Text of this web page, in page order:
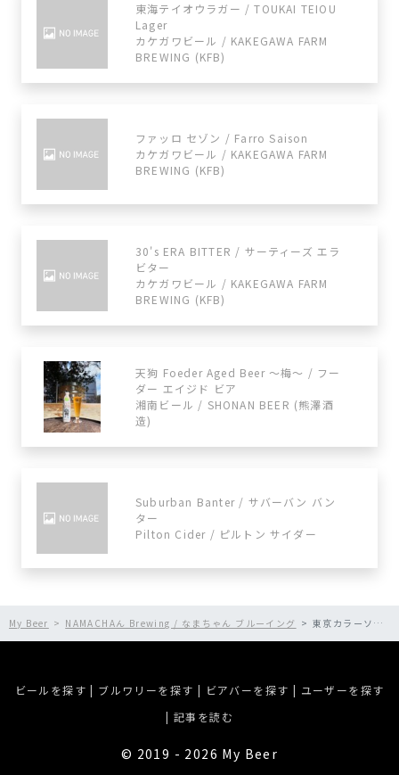
東海テイオウラガー / TOUKAI TEIOU
Lager
カケガワビール / KAKEGAWA FARM
BREWING (KFB)
ファッロ セゾン / Farro Saison
カケガワビール / KAKEGAWA FARM
BREWING (KFB)
30's ERA BITTER / サーティーズ エラ
ビター
カケガワビール / KAKEGAWA FARM
BREWING (KFB)
天狗 Foeder Aged Beer 〜梅〜 / フー
ダー エイジド ビア
湘南ビール / SHONAN BEER (熊澤酒
造)
Suburban Banter / サバーバン バン
ター
Pilton Cider / ピルトン サイダー
My Beer NAMACHAん Brewing / なまちゃん ブルーイング 東京カラーソニック!!サワーIPA (カラソニ!!青春サワーIPA)
ビールを探す | ブルワリーを探す | ビアバーを探す | ユーザーを探す
| 記事を読む
©︎ 2019 - 2026 My Beer